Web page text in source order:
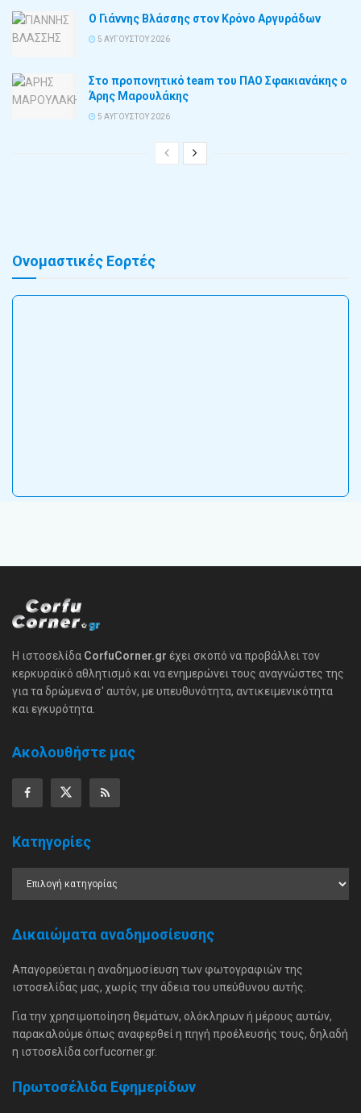
Ο Γιάννης Βλάσσης στον Κρόνο Αργυράδων
5 ΑΥΓΟΎΣΤΟΥ 2026
Στο προπονητικό team του ΠΑΟ Σφακιανάκης ο
Άρης Μαρουλάκης
5 ΑΥΓΟΎΣΤΟΥ 2026
Ονομαστικές Εορτές
Η ιστοσελίδα CorfuCorner.gr έχει σκοπό να προβάλλει τον
κερκυραϊκό αθλητισμό και να ενημερώνει τους αναγνώστες της
για τα δρώμενα σ' αυτόν, με υπευθυνότητα, αντικειμενικότητα
και εγκυρότητα.
Ακολουθήστε μας
Κατηγορίες
Δικαιώματα αναδημοσίευσης
Απαγορεύεται η αναδημοσίευση των φωτογραφιών της
ιστοσελίδας μας, χωρίς την άδεια του υπεύθυνου αυτής.
Για την χρησιμοποίηση θεμάτων, ολόκληρων ή μέρους αυτών,
παρακαλούμε όπως αναφερθεί η πηγή προέλευσής τους, δηλαδή
η ιστοσελίδα corfucorner.gr.
Πρωτοσέλιδα Εφημερίδων